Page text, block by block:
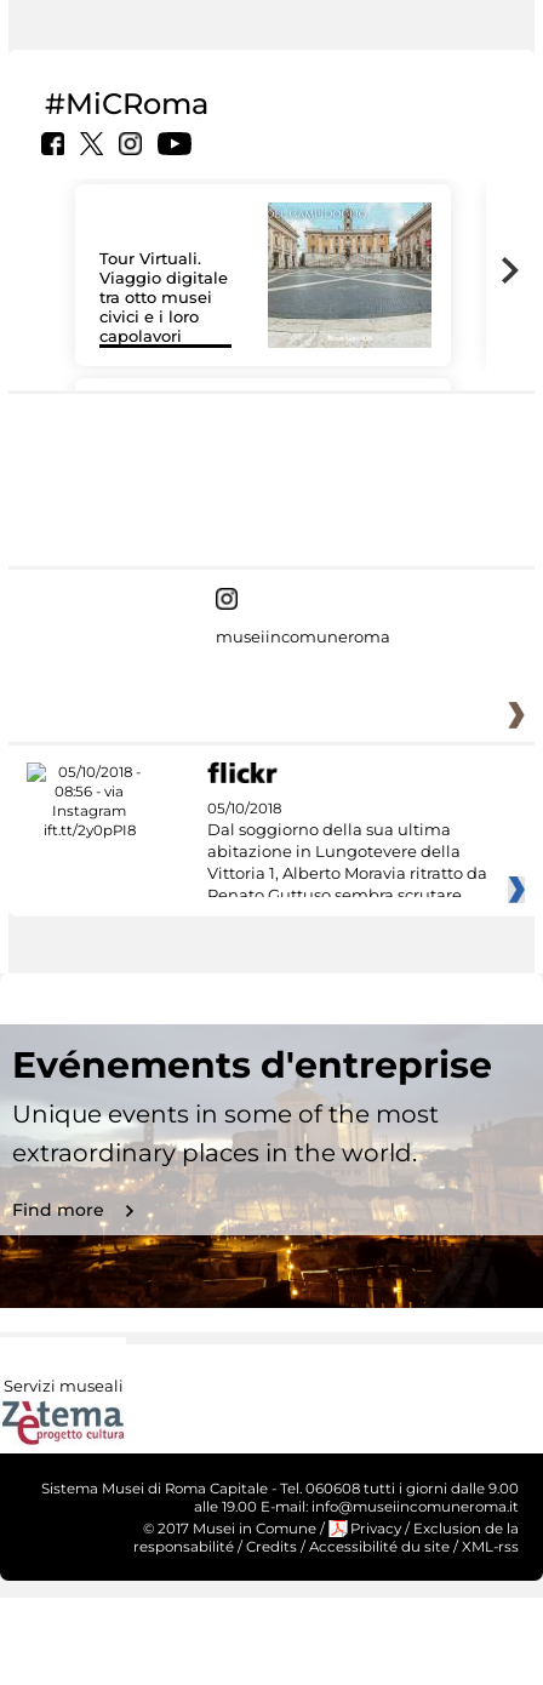
#MiCRoma
Tour Virtuali.
Viaggio digitale
tra otto musei
civici e i loro
capolavori
museiincomuneroma
05/10/2018
Dal soggiorno della sua ultima
abitazione in Lungotevere della
Vittoria 1, Alberto Moravia ritratto da
Renato Guttuso sembra scrutare
Evénements d'entreprise
Unique events in some of the most
extraordinary places in the world.
Find more
Servizi museali
Sistema Musei di Roma Capitale - Tel. 060608 tutti i giorni dalle 9.00
alle 19.00 E-mail: info@museiincomuneroma.it
© 2017 Musei in Comune / Privacy / Exclusion de la
responsabilité /Credits /Accessibilité du site /XML-rss